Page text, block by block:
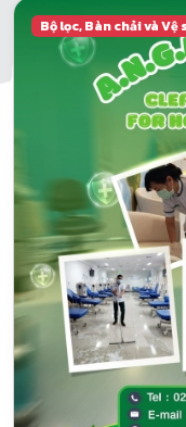
Bộ lọc, Bàn chải và